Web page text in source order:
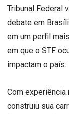
Tribunal Federal
debate em
em um perfil
em que o STF
impactam o país.
Com experiência
construiu sua